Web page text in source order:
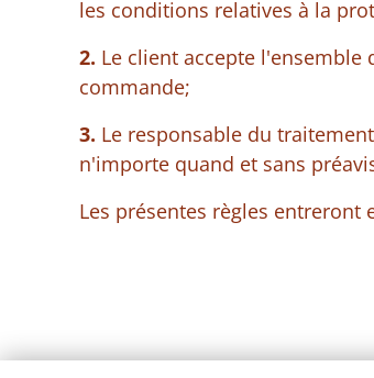
les conditions relatives à la
2. Le client accepte
commande;
3. Le responsable du
n'importe quand et sans
Les présentes règles entreront